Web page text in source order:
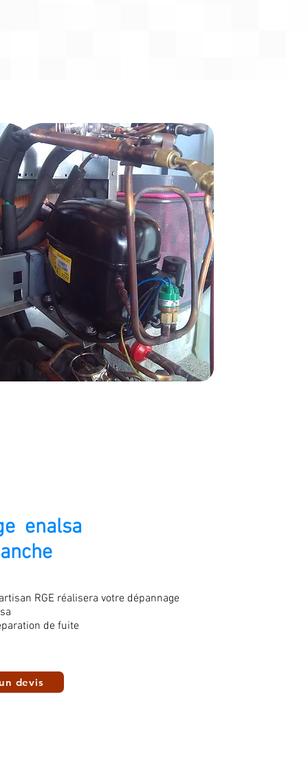
enalsa
RGE réalisera votre dépannage
de fuite
devis